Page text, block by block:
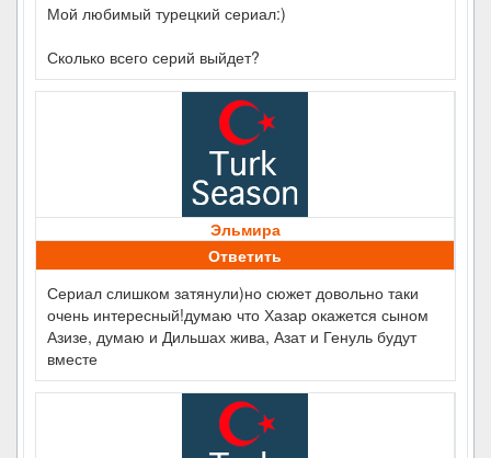
Мой любимый турецкий сериал:)
Сколько всего серий выйдет?
Эльмира
Ответить
Сериал слишком затянули)но сюжет довольно таки
очень интересный!думаю что Хазар окажется сыном
Азизе, думаю и Дильшах жива, Азат и Генуль будут
вместе